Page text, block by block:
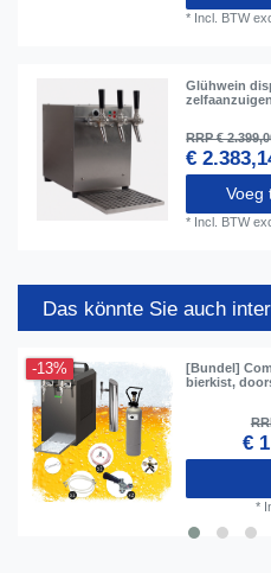
* Incl. BTW
Glühwein
RRP €
€
Voeg
* Incl. BTW
Das könnte Sie auch
-13%
[Bundel]
bierkist,
€
*